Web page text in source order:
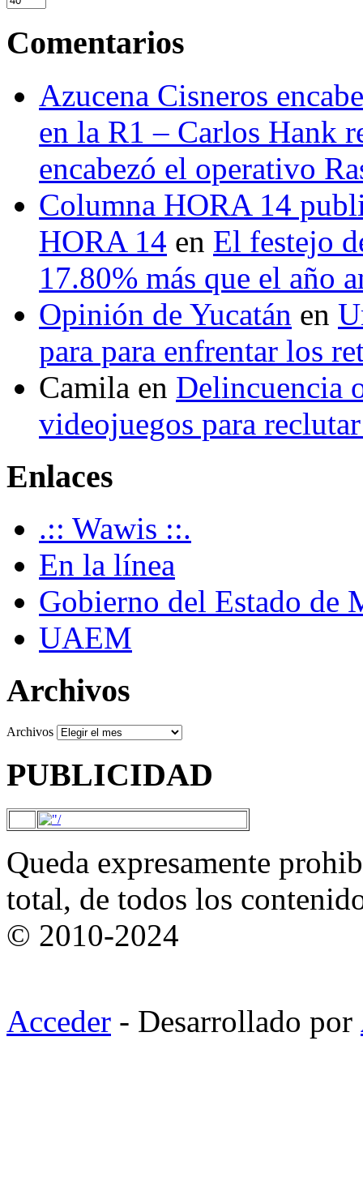
Comentarios
Azucena Cisneros
en la R1 – Carlos Hank
encabezó el operativo
Columna HORA 14
HORA 14 en El festejo
17.80% más que el año
Opinión de Yucatán en
para para enfrentar los
Camila en Delincuencia
videojuegos para
Enlaces
.:: Wawis ::.
En la línea
Gobierno del Estado de
UAEM
Archivos
Archivos
PUBLICIDAD
Queda expresamente
total, de todos los
© 2010-2024
Acceder - Desarrollado por